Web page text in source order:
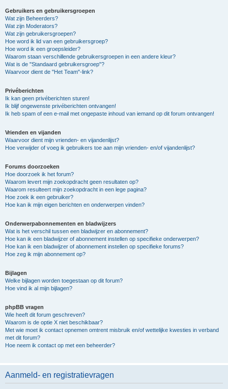
Gebruikers en gebruikersgroepen
Wat zijn Beheerders?
Wat zijn Moderators?
Wat zijn gebruikersgroepen?
Hoe word ik lid van een gebruikersgroep?
Hoe word ik een groepsleider?
Waarom staan verschillende gebruikersgroepen in een andere kleur?
Wat is de "Standaard gebruikersgroep"?
Waarvoor dient de "Het Team"-link?
Privéberichten
Ik kan geen privéberichten sturen!
Ik blijf ongewenste privéberichten ontvangen!
Ik heb spam of een e-mail met ongepaste inhoud van iemand op dit forum ontvangen!
Vrienden en vijanden
Waarvoor dient mijn vrienden- en vijandenlijst?
Hoe verwijder of voeg ik gebruikers toe aan mijn vrienden- en/of vijandenlijst?
Forums doorzoeken
Hoe doorzoek ik het forum?
Waarom levert mijn zoekopdracht geen resultaten op?
Waarom resulteert mijn zoekopdracht in een lege pagina?
Hoe zoek ik een gebruiker?
Hoe kan ik mijn eigen berichten en onderwerpen vinden?
Onderwerpabonnementen en bladwijzers
Wat is het verschil tussen een bladwijzer en abonnement?
Hoe kan ik een bladwijzer of abonnement instellen op specifieke onderwerpen?
Hoe kan ik een bladwijzer of abonnement instellen op specifieke forums?
Hoe zeg ik mijn abonnement op?
Bijlagen
Welke bijlagen worden toegestaan op dit forum?
Hoe vind ik al mijn bijlagen?
phpBB vragen
Wie heeft dit forum geschreven?
Waarom is de optie X niet beschikbaar?
Met wie moet ik contact opnemen omtrent misbruik en/of wettelijke kwesties in verband
met dit forum?
Hoe neem ik contact op met een beheerder?
Aanmeld- en registratievragen